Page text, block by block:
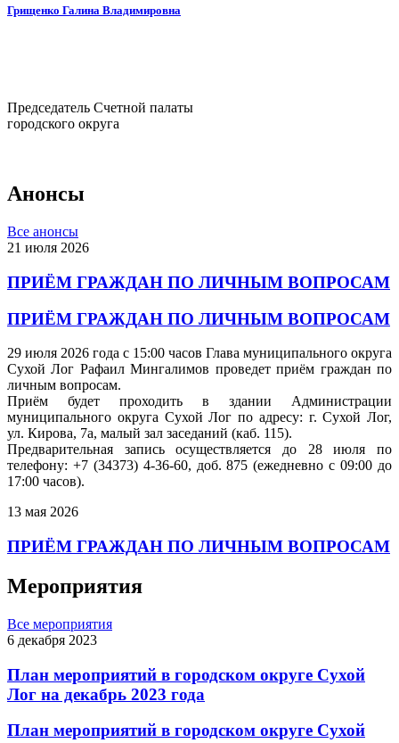
Грищенко Галина Владимировна
Председатель Счетной палаты
городского округа
Анонсы
Все анонсы
21 июля 2026
ПРИЁМ ГРАЖДАН ПО ЛИЧНЫМ ВОПРОСАМ
ПРИЁМ ГРАЖДАН ПО ЛИЧНЫМ ВОПРОСАМ
29 июля 2026 года с 15:00 часов Глава муниципального округа
Сухой Лог Рафаил Мингалимов проведет приём граждан по
личным вопросам.
Приём будет проходить в здании Администрации
муниципального округа Сухой Лог по адресу: г. Сухой Лог,
ул. Кирова, 7а, малый зал заседаний (каб. 115).
Предварительная запись осуществляется до 28 июля по
телефону: +7 (34373) 4-36-60, доб. 875 (ежедневно с 09:00 до
17:00 часов).
13 мая 2026
ПРИЁМ ГРАЖДАН ПО ЛИЧНЫМ ВОПРОСАМ
Мероприятия
Все мероприятия
6 декабря 2023
План мероприятий в городском округе Сухой
Лог на декабрь 2023 года
План мероприятий в городском округе Сухой